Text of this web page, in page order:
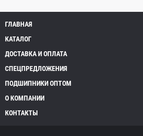
ГЛАВНАЯ
КАТАЛОГ
ДОСТАВКА И ОПЛАТА
СПЕЦПРЕДЛОЖЕНИЯ
ПОДШИПНИКИ ОПТОМ
О КОМПАНИИ
КОНТАКТЫ